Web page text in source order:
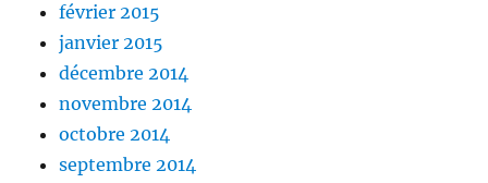
février 2015
janvier 2015
décembre 2014
novembre 2014
octobre 2014
septembre 2014